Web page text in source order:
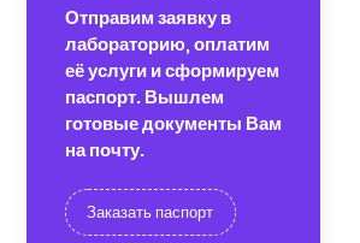
Отправим заявку в
лабораторию, оплатим
её услуги и сформируем
паспорт. Вышлем
готовые документы Вам
на почту.
Заказать паспорт